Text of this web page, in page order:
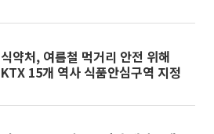
식약처, 여름철 먹거리 안전 위해
KTX 15개 역사 식품안심구역 지정